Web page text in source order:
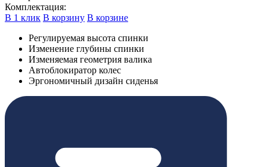
Комплектация:
В 1 клик В корзину В корзине
Регулируемая высота спинки
Изменение глубины спинки
Изменяемая геометрия валика
Автоблокиратор колес
Эргономичный дизайн сиденья